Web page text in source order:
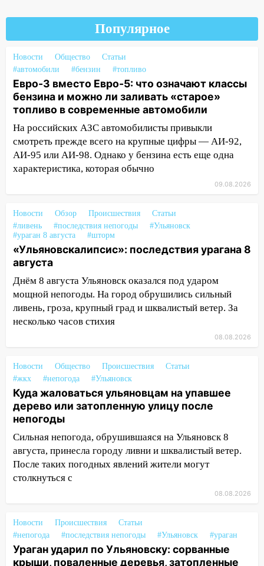
сохранятся 9 августа
Трижды «брал в долг» без спроса:
знакомого 191 тысячу рублей
13:14
Ураган оторвал светофор на
проспекте Филатова в Ульяновске
13:12
Дерево пробило крышу дома на
Новгородской в Ульяновске и рухнуло
на электрощит
13:10 В Заволжском районе дерево
сорванные крыши, поваленные деревья,
затопленные улицы и остановившиеся
трамваи
12:17 Ульяновск накрыл крупный град:
после ливня город снова уходит под
воду
12:12 Прокуратура взяла на контроль
ДТП с шестилетним ребёнком на улице
шестилетнего ребёнка на улице
Федерации: возбуждено уголовное дело
11:16 В Ульяновске ищут 37-летнего
мужчину, пропавшего ещё 19 июля
10:30 От мотофристайла до прогулки с
хаски: куда сходить в Ульяновской
области 8–9 августа
10:11
налогов
09:28 Дети на дорогах: пострадали
велосипедисты, мотоциклисты и
Популярное
Новости Общество
Статьи
#автомобили
#бензин #топливо
Евро-3 вместо Евро-5: что означают классы
бензина и можно ли заливать «старое»
топливо в современные автомобили
На российских АЗС автомобилисты привыкли
смотреть прежде всего на крупные цифры — АИ-92,
АИ-95 или АИ-98. Однако у бензина есть еще одна
характеристика, которая обычно
09.08.2026
Новости Обзор Происшествия
Статьи
#ливень
#последствия непогоды
#Ульяновск
#ураган 8 августа
#шторм
«Ульяновскалипсис»: последствия урагана 8
августа
Днём 8 августа Ульяновск оказался под ударом
мощной непогоды. На город обрушились сильный
ливень, гроза, крупный град и шквалистый ветер. За
несколько часов стихия
08.08.2026
Новости Общество Происшествия
Статьи
#жкх
#непогода #Ульяновск
Куда жаловаться ульяновцам на упавшее
дерево или затопленную улицу после
непогоды
Сильная непогода, обрушившаяся на Ульяновск 8
августа, принесла городу ливни и шквалистый ветер.
После таких погодных явлений жители могут
столкнуться с
08.08.2026
Новости Происшествия
Статьи
#непогода
#последствия непогоды #Ульяновск #ураган
Ураган ударил по Ульяновску: сорванные
крыши, поваленные деревья, затопленные